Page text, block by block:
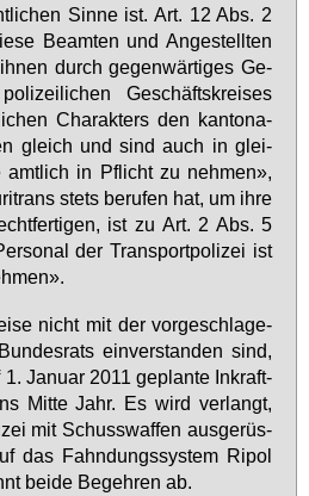
Sin­ne ist. Art. 12 Abs. 2
Be­am­ten und An­ge­stell­ten
durch ge­gen­wär­ti­ges Ge­
Ge­schäfts­krei­ses
Cha­rak­ters den kan­to­na­
gleich und sind auch in glei­
in Pflicht zu neh­men»,
stets be­ru­fen hat, um ih­re
ist zu Art. 2 Abs. 5
der Trans­port­po­li­zei ist
nicht mit der vor­ge­schla­ge­
ein­ver­stan­den sind,
Ja­nu­ar 2011 ge­plan­te In­kraft­
Mit­te Jahr. Es wird ver­langt,
mit Schuss­waf­fen aus­ge­rüs­
das Fahn­dungs­sys­tem Ri­pol
bei­de Be­geh­ren ab.